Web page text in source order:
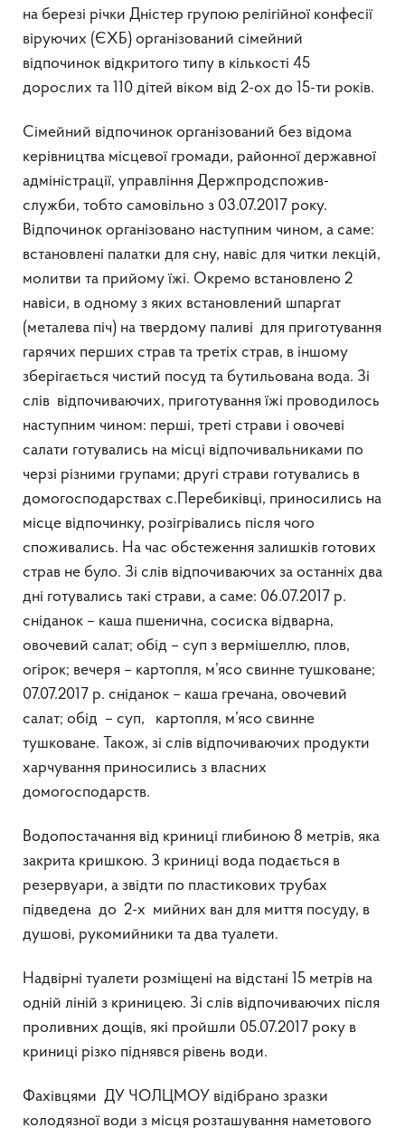
на березі річки Дністер групою релігійної конфесії
віруючих (ЄХБ) організований сімейний
відпочинок відкритого типу в кількості 45
дорослих та 110 дітей віком від 2-ох до 15-ти років.
Сімейний відпочинок організований без відома
керівництва місцевої громади, районної державної
адміністрації, управління Держпродспожив-
служби, тобто самовільно з 03.07.2017 року.
Відпочинок організовано наступним чином, а саме:
встановлені палатки для сну, навіс для читки лекцій,
молитви та прийому їжі. Окремо встановлено 2
навіси, в одному з яких встановлений шпаргат
(металева піч) на твердому паливі для приготування
гарячих перших страв та третіх страв, в іншому
зберігається чистий посуд та бутильована вода. Зі
слів відпочиваючих, приготування їжі проводилось
наступним чином: перші, треті страви і овочеві
салати готувались на місці відпочивальниками по
черзі різними групами; другі страви готувались в
домогосподарствах с.Перебиківці, приносились на
місце відпочинку, розігрівались після чого
споживались. На час обстеження залишків готових
страв не було. Зі слів відпочиваючих за останніх два
дні готувались такі страви, а саме: 06.07.2017 р.
сніданок – каша пшенична, сосиска відварна,
овочевий салат; обід – суп з вермішеллю, плов,
огірок; вечеря – картопля, м’ясо свинне тушковане;
07.07.2017 р. сніданок – каша гречана, овочевий
салат; обід – суп, картопля, м’ясо свинне
тушковане. Також, зі слів відпочиваючих продукти
харчування приносились з власних
домогосподарств.
Водопостачання від криниці глибиною 8 метрів, яка
закрита кришкою. З криниці вода подається в
резервуари, а звідти по пластикових трубах
підведена до 2-х мийних ван для миття посуду, в
душові, рукомийники та два туалети.
Надвірні туалети розміщені на відстані 15 метрів на
одній ліній з криницею. Зі слів відпочиваючих після
проливних дощів, які пройшли 05.07.2017 року в
криниці різко піднявся рівень води.
Фахівцями ДУ ЧОЛЦМОУ відібрано зразки
колодязної води з місця розташування наметового